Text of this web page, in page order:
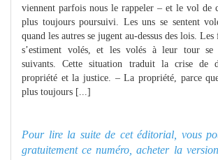
viennent parfois nous le rappeler – et le vol de
plus toujours poursuivi. Les uns se sentent
quand les autres se jugent au-dessus des lois.
s’estiment volés, et les volés à leur tour se
suivants. Cette situation traduit la crise de
propriété et la justice. – La propriété, parce
plus toujours [...]
Pour lire la suite de cet éditorial, vous
gratuitement ce numéro, acheter la